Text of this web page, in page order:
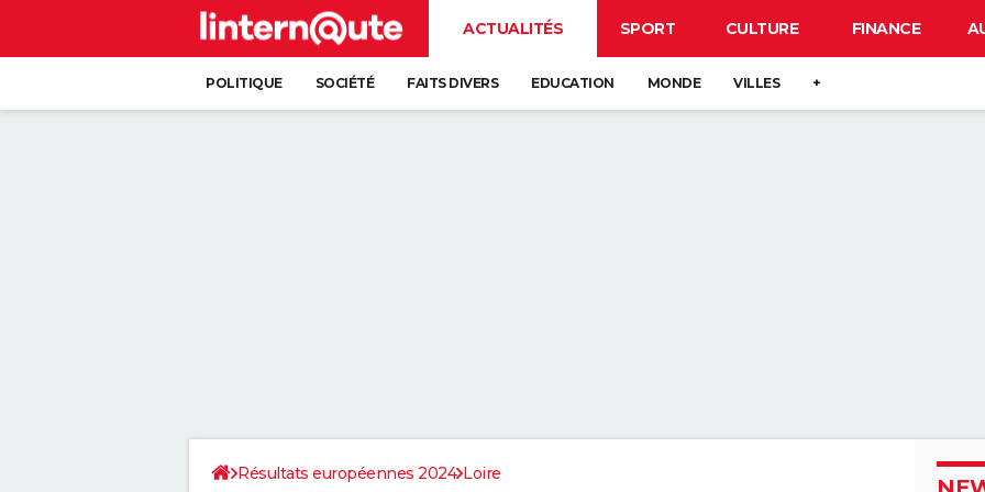
ACTUALITÉS SPORT CULTURE FINANCE
POLITIQUE SOCIÉTÉ FAITS DIVERS EDUCATION MONDE VILLES +
Résultats européennes 2024 Loire